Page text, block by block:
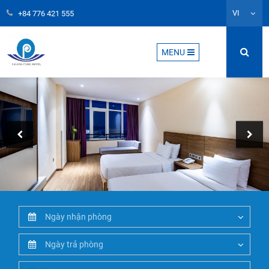
+84 776 421 555 VI
MENU
2026
Mon Tue Wed Thu Fri Sat Sun
2026